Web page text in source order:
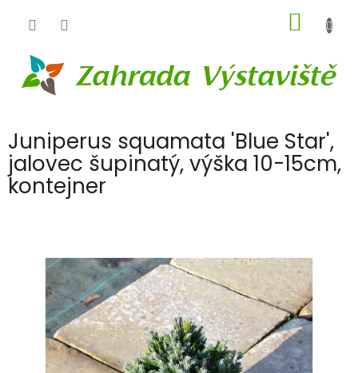
KOŠÍK
Juniperus squamata 'Blue Star',
jalovec šupinatý, výška 10-15cm,
kontejner